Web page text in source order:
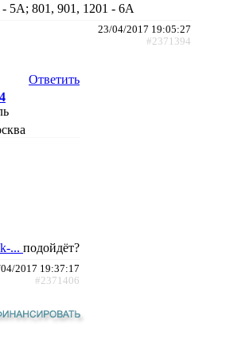
5А; 801, 901, 1201 - 6А
23/04/2017 19:05:27
#2371394
Ответить
... подойдёт?
2017 19:37:17
#2371406